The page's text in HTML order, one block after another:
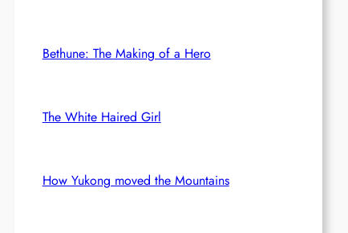
Bethune: The Making of a Hero
The White Haired Girl
How Yukong moved the Mountains